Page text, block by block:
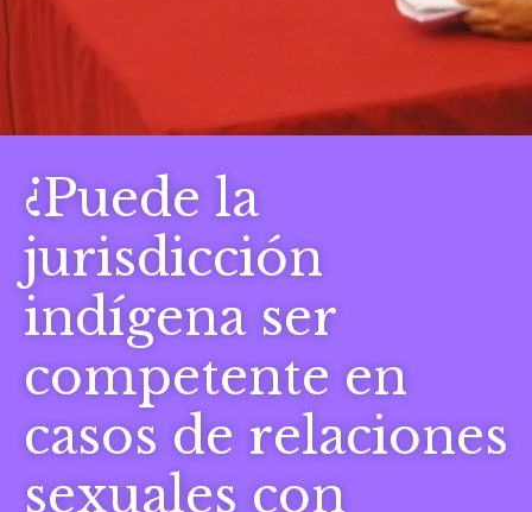
¿Puede la
jurisdicción
indígena ser
competente en
casos de relaciones
sexuales con